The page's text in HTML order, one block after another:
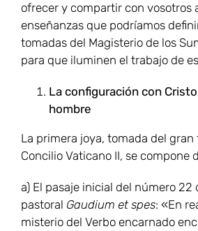
ofrecer y compartir con vosotros
enseñanzas que podríamos
tomadas del Magisterio de los
para que iluminen el trabajo de
La configuración con
hombre
La primera joya, tomada del gran
Concilio Vaticano II, se compone
a) El pasaje inicial del número 22
pastoral Gaudium et spes: «En
misterio del Verbo encarnado